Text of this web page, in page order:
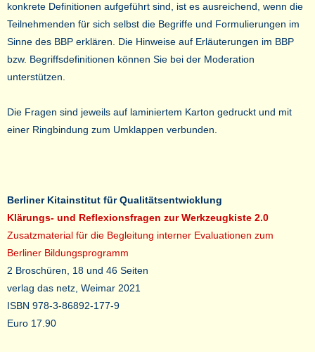
konkrete Definitionen aufgeführt sind, ist es ausreichend, wenn die
Teilnehmenden für sich selbst die Begriffe und Formulierungen im
Sinne des BBP erklären. Die Hinweise auf Erläuterungen im BBP
bzw. Begriffsdefinitionen können Sie bei der Moderation
unterstützen.
Die Fragen sind jeweils auf laminiertem Karton gedruckt und mit
einer Ringbindung zum Umklappen verbunden.
Berliner Kitainstitut für Qualitätsentwicklung
Klärungs- und Reflexionsfragen zur Werkzeugkiste 2.0
Zusatzmaterial für die Begleitung interner Evaluationen zum
Berliner Bildungsprogramm
2 Broschüren, 18 und 46 Seiten
verlag das netz, Weimar 2021
ISBN 978-3-86892-177-9
Euro 17.90